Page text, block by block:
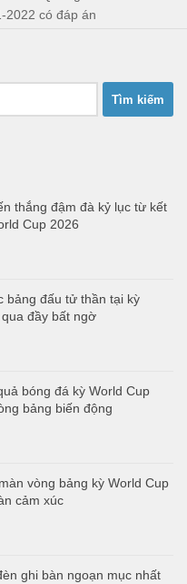
2022 có đáp án
thắng đậm đà kỷ lục từ kết
Cup 2026
bảng đấu tử thần tại kỳ
đầy bất ngờ
bóng đá kỳ World Cup
bảng biến động
vòng bảng kỳ World Cup
cảm xúc
ghi bàn ngoạn mục nhất